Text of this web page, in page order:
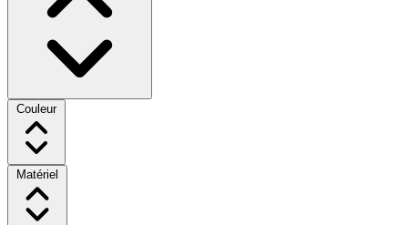
Couleur
Matériel